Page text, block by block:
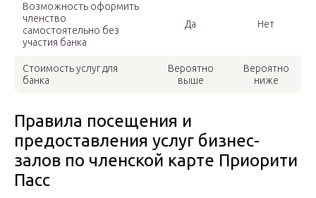
Возможность оформить
членство
самостоятельно без
участия банка
Да Нет
Стоимость услуг для
банка
Вероятно
выше
Вероятно
ниже
Правила посещения и
предоставления услуг бизнес-
залов по членской карте Приорити
Пасс